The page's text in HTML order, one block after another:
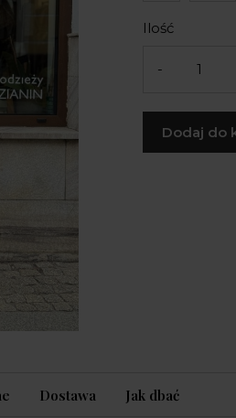
Ilość
-
Dodaj do
Dostawa Jak dbać